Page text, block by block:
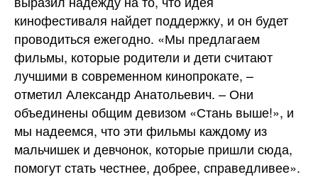
кинофестиваля найдет поддержку, и он будет
проводиться ежегодно. «Мы предлагаем
фильмы, которые родители и дети считают
лучшими в современном кинопрокате, –
отметил Александр Анатольевич. – Они
объединены общим девизом «Стань выше!», и
мы надеемся, что эти фильмы каждому из
мальчишек и девчонок, которые пришли сюда,
помогут стать честнее, добрее, справедливее».